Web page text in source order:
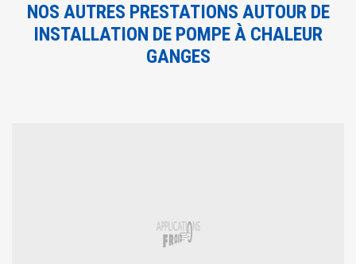
NOS AUTRES PRESTATIONS AUTOUR DE
INSTALLATION DE POMPE À CHALEUR
GANGES